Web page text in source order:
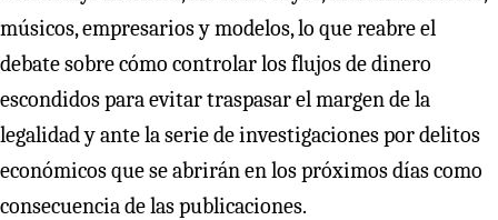
músicos, empresarios y modelos, lo que reabre el
debate sobre cómo controlar los flujos de dinero
escondidos para evitar traspasar el margen de la
legalidad y ante la serie de investigaciones por delitos
económicos que se abrirán en los próximos días como
consecuencia de las publicaciones.